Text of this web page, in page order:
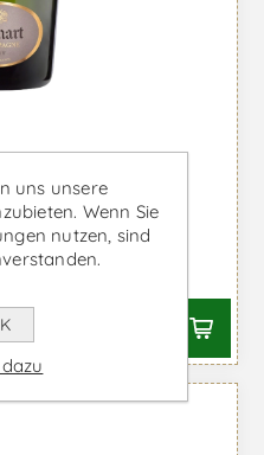
Magnum -
MwSt.
uns unsere
Wenn Sie
nutzen, sind